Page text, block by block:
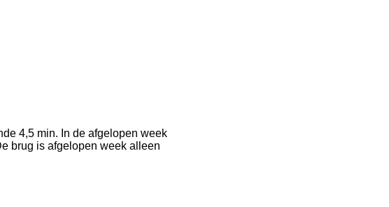
4,5 min. In de afgelopen week
brug is afgelopen week alleen